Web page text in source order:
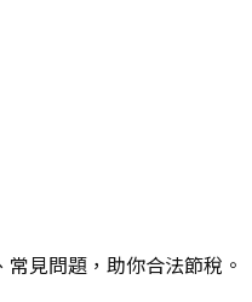
見問題，助你合法節稅。